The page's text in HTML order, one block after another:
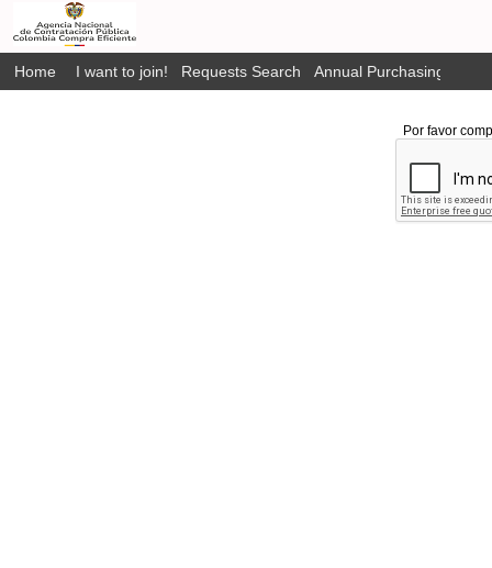
Home I want to join! Requests Search Annual Purchasing Plan
Por favor